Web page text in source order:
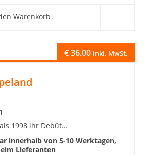
Warenkorb
€36.00 inkl. MwSt.
1998 ihr Debüt...
innerhalb von 5-10 Werktagen,
Lieferanten